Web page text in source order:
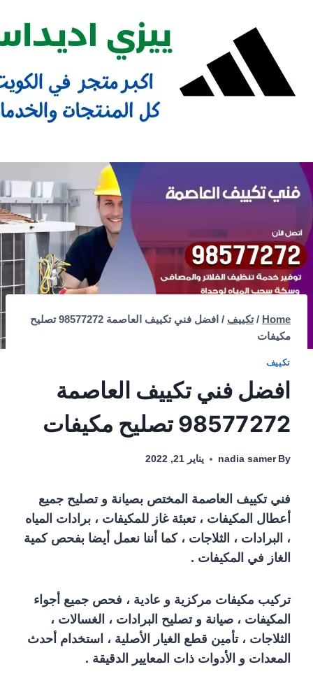
content
Home
/ تكييف /
افضل فني تكييف العاصمة 98577272 تصليح
مكيفات
تكييف
افضل فني تكييف العاصمة
98577272 تصليح مكيفات
By
nadia samer يناير 21, 2022
فني تكييف العاصمة المختص بصيانة و تصليح جميع
أعطال المكيفات ، تعبئة غاز للمكيفات ، برادات المياه
، البرادات ، الثلاجات ، كما أننا نعمل أيضا بفحص كمية
الغاز في المكيفات .
تركيب مكيفات مركزية و عادية ، فحص جميع أجواء
المكيفات ، صيانة و تصليح البرادات ، الغسالات ،
الثلاجات ، تأمين قطع الغيار الأصلية ، استخدام أحدث
المعدات و الأدوات ذات المعايير الدقيقة .